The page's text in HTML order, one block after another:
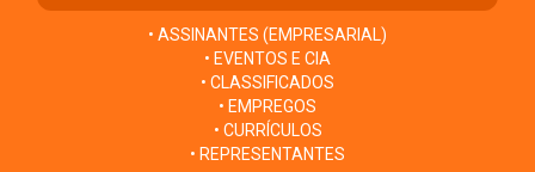
• ASSINANTES (EMPRESARIAL)
• EVENTOS E CIA
• CLASSIFICADOS
• EMPREGOS
• CURRÍCULOS
• REPRESENTANTES